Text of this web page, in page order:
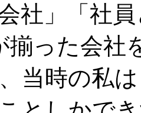
社」「社
揃った会社
当時の私